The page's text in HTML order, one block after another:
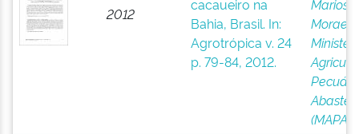
2012
cacaueiro na
Bahia, Brasil. In:
Agrotrópica v. 24
p. 79-84, 2012.
Moraes
(MAPA)